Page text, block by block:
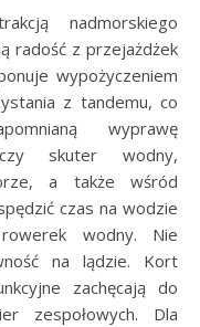
nadmorskiego
radość z przejażdżek
wypożyczeniem
z tandemu, co
wyprawę
skuter wodny,
a także wśród
czas na wodzie
wodny. Nie
na lądzie. Kort
zachęcają do
zespołowych. Dla